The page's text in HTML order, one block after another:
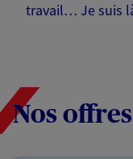
travail… Je suis
Nos